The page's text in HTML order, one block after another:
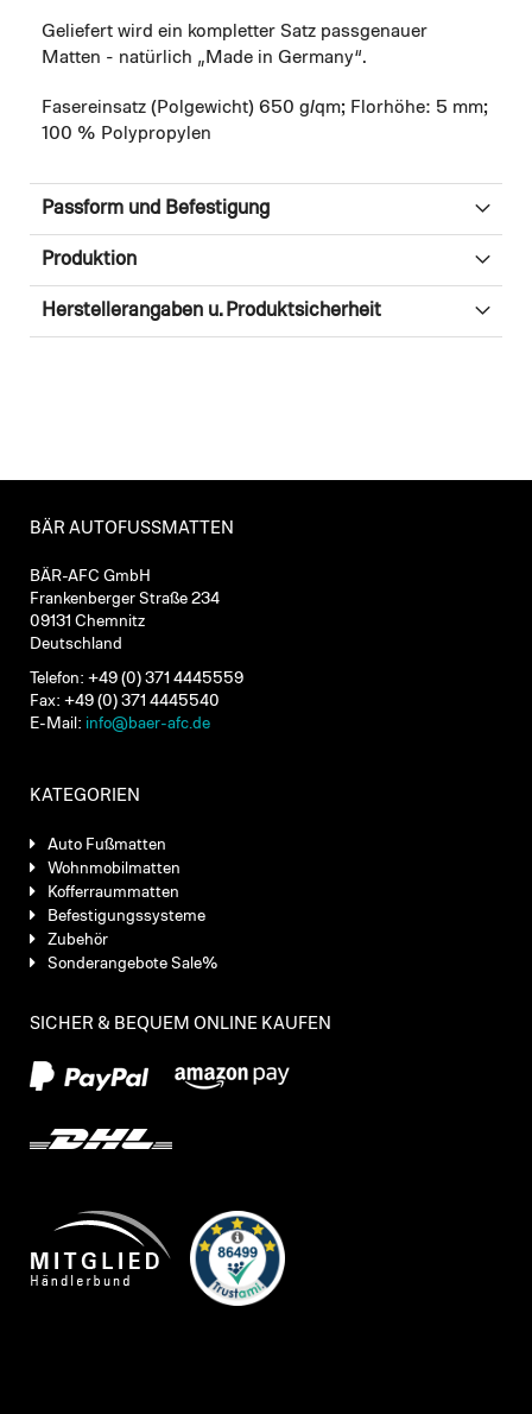
Geliefert wird ein kompletter Satz passgenauer
Matten - natürlich „Made in Germany“.
Fasereinsatz (Polgewicht) 650 g/qm; Florhöhe: 5 mm;
100 % Polypropylen
Passform und Befestigung
Produktion
Herstellerangaben u. Produktsicherheit
BÄR AUTOFUSSMATTEN
BÄR-AFC GmbH
Frankenberger Straße 234
09131 Chemnitz
Deutschland
Telefon: +49 (0) 371 4445559
Fax: +49 (0) 371 4445540
E-Mail: info@baer-afc.de
KATEGORIEN
Auto Fußmatten
Wohnmobilmatten
Kofferraummatten
Befestigungssysteme
Zubehör
Sonderangebote Sale%
SICHER & BEQUEM ONLINE KAUFEN